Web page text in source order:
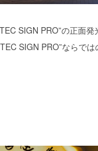
SIGN PRO”の正面発
SIGN PRO”ならでは